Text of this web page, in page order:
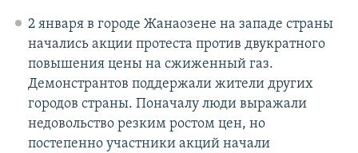
2 января в городе Жанаозене на западе страны
начались акции протеста против двукратного
повышения цены на сжиженный газ.
Демонстрантов поддержали жители других
городов страны. Поначалу люди выражали
недовольство резким ростом цен, но
постепенно участники акций начали